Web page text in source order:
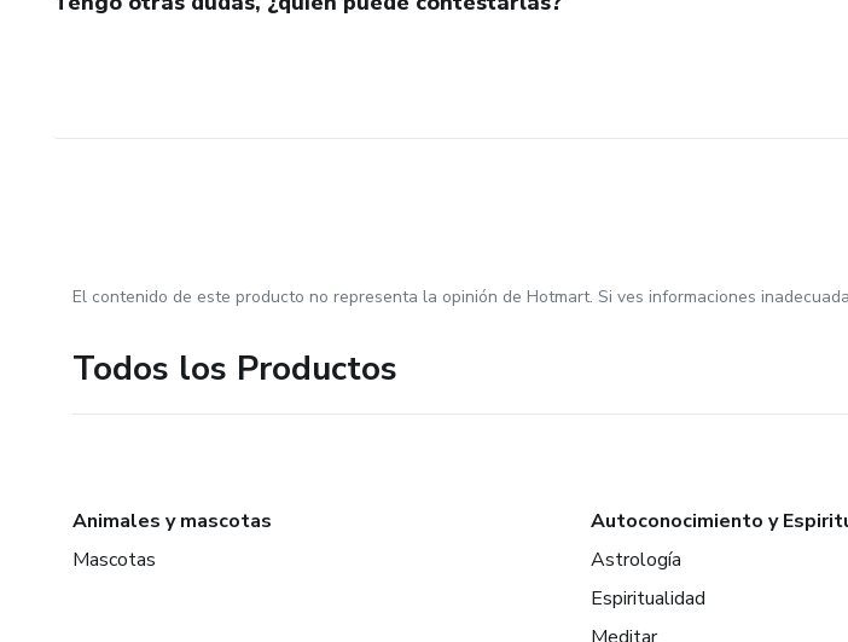
El contenido de este producto no representa la opinión de Hotmart. Si ves informaciones
Todos los Productos
Animales y mascotas
Mascotas
Autoconocimiento y
Astrología
Espiritualidad